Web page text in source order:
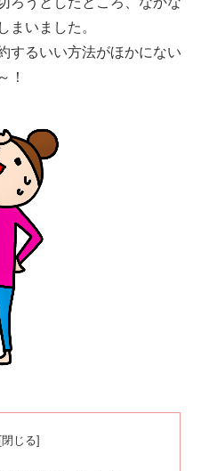
まいました。
するいい方法がほかにない
！